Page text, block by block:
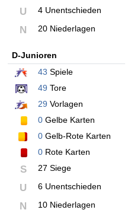
U 4 Unentschieden
N 20 Niederlagen
D-Junioren
43 Spiele
49 Tore
29 Vorlagen
0Gelbe Karten
0Gelb-Rote Karten
0Rote Karten
S 27 Siege
U 6 Unentschieden
N 10 Niederlagen